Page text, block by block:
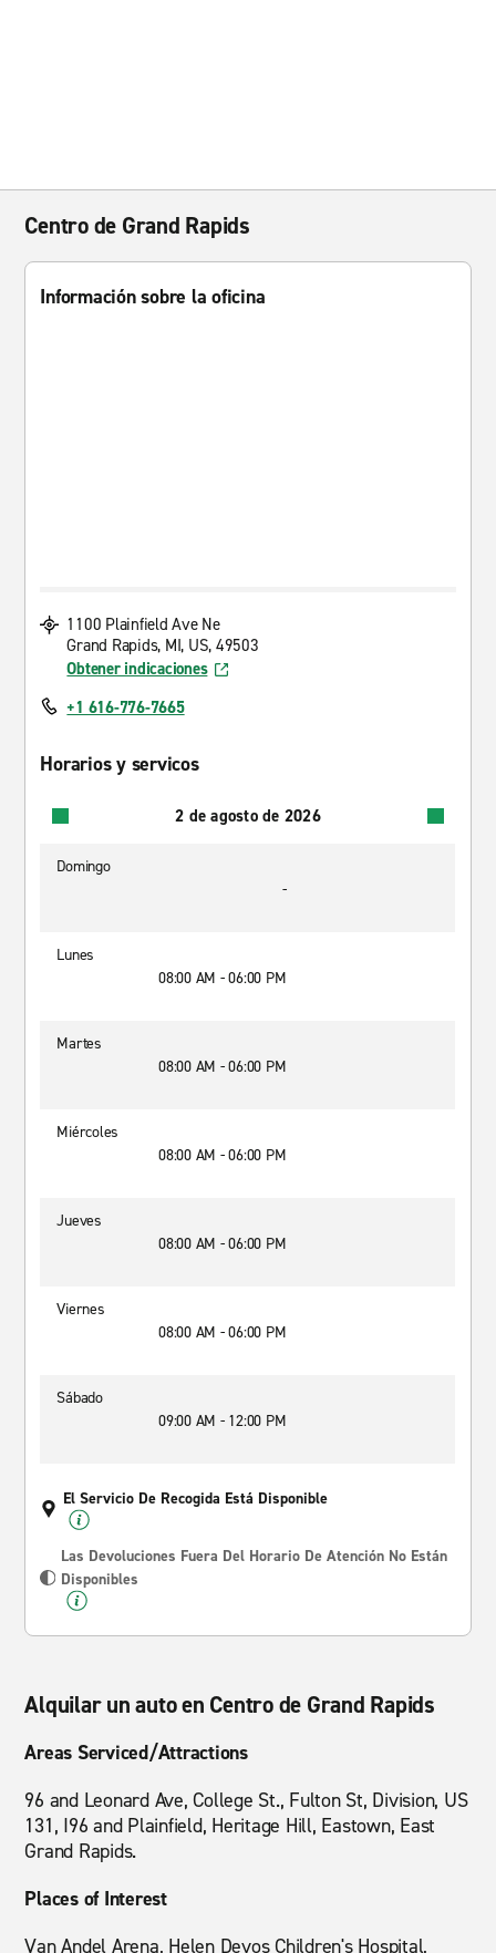
Centro de Grand Rapids
Información sobre la oficina
1100 Plainfield Ave Ne
Grand Rapids, MI, US, 49503
Obtener indicaciones
+1 616-776-7665
Horarios y servicos
2 de agosto de 2026
Domingo
-
Lunes
08:00 AM - 06:00 PM
Martes
08:00 AM - 06:00 PM
Miércoles
08:00 AM - 06:00 PM
Jueves
08:00 AM - 06:00 PM
Viernes
08:00 AM - 06:00 PM
Sábado
09:00 AM - 12:00 PM
El Servicio De Recogida Está Disponible
Las Devoluciones Fuera Del Horario De Atención No Están
Disponibles
Alquilar un auto en Centro de Grand Rapids
Areas Serviced/Attractions
96 and Leonard Ave, College St., Fulton St, Division, US
131, I96 and Plainfield, Heritage Hill, Eastown, East
Grand Rapids.
Places of Interest
Van Andel Arena, Helen Devos Children's Hospital,